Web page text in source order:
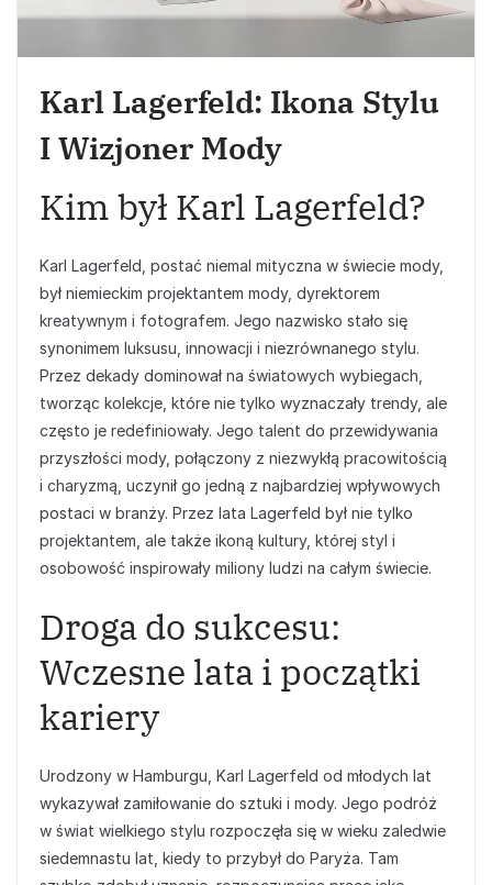
Karl Lagerfeld: Ikona Stylu
I Wizjoner Mody
Kim był Karl Lagerfeld?
Karl Lagerfeld, postać niemal mityczna w świecie mody,
był niemieckim projektantem mody, dyrektorem
kreatywnym i fotografem. Jego nazwisko stało się
synonimem luksusu, innowacji i niezrównanego stylu.
Przez dekady dominował na światowych wybiegach,
tworząc kolekcje, które nie tylko wyznaczały trendy, ale
często je redefiniowały. Jego talent do przewidywania
przyszłości mody, połączony z niezwykłą pracowitością
i charyzmą, uczynił go jedną z najbardziej wpływowych
postaci w branży. Przez lata Lagerfeld był nie tylko
projektantem, ale także ikoną kultury, której styl i
osobowość inspirowały miliony ludzi na całym świecie.
Droga do sukcesu:
Wczesne lata i początki
kariery
Urodzony w Hamburgu, Karl Lagerfeld od młodych lat
wykazywał zamiłowanie do sztuki i mody. Jego podróż
w świat wielkiego stylu rozpoczęła się w wieku zaledwie
siedemnastu lat, kiedy to przybył do Paryża. Tam